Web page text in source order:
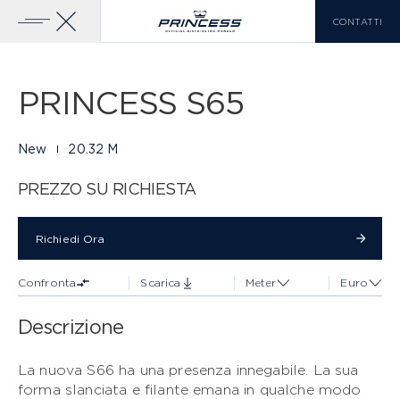
CONTATTI
GAMMA PRINCESS
CLASSE X
CLASSE F
LISTA DI CONFRONTO
EN
PRINCESS S65
New 20.32 M
PREZZO SU RICHIESTA
Richiedi Ora
Confronta Scarica Meter Euro
Descrizione
La nuova S66 ha una presenza innegabile. La sua
forma slanciata e filante emana in qualche modo
Galleria
Richiedi Ora